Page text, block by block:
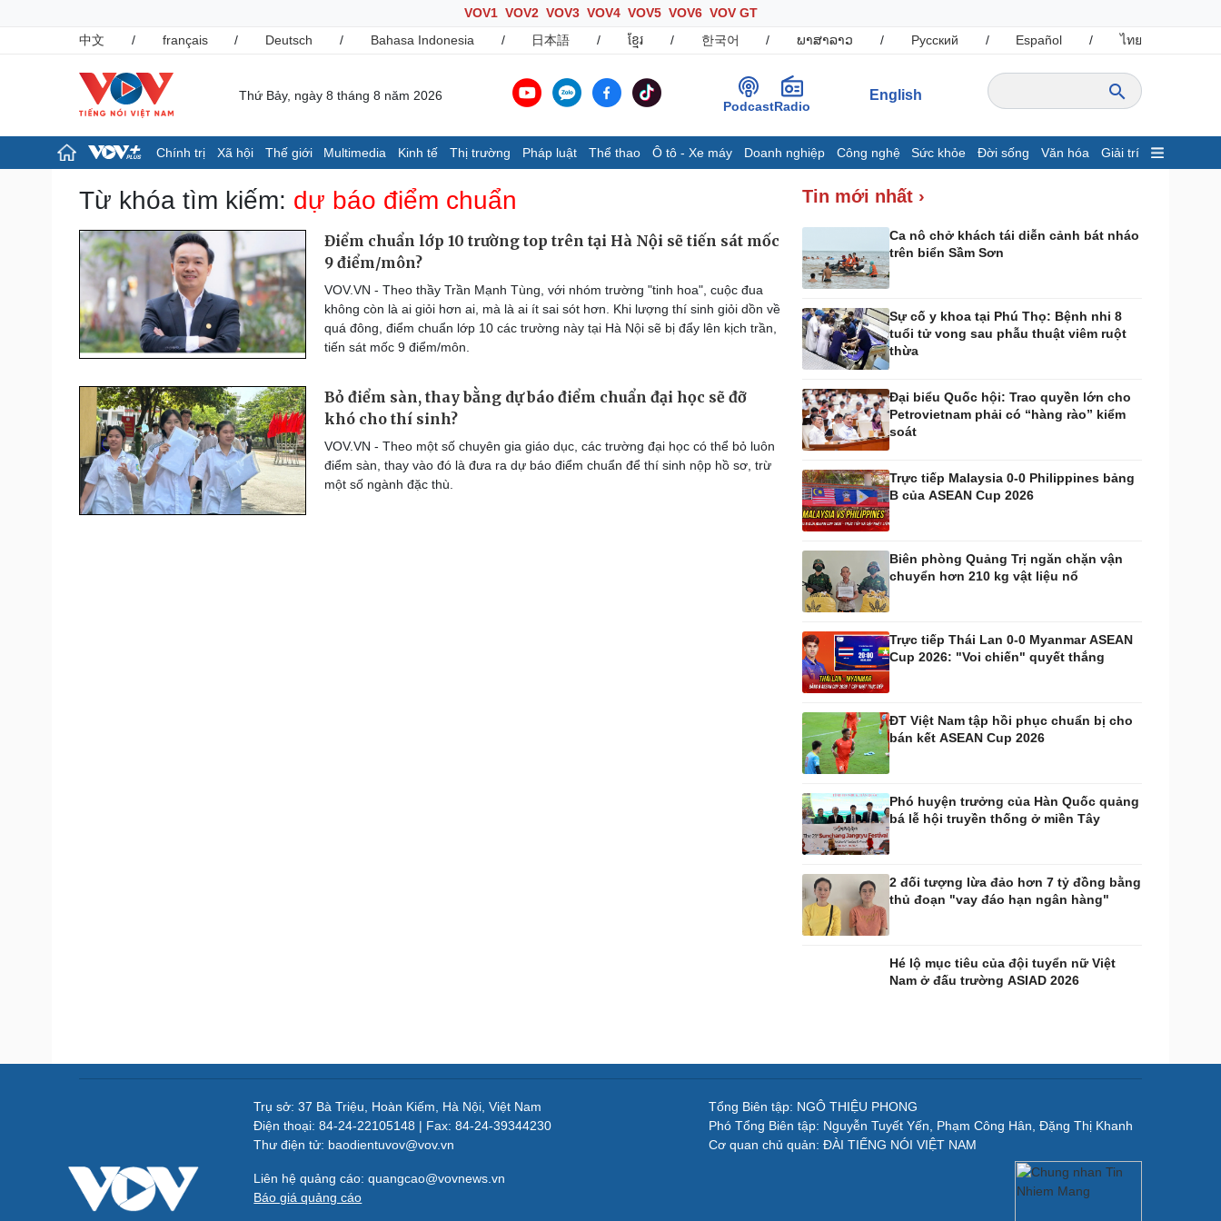
VOV1 VOV2 VOV3 VOV4 VOV5 VOV6 VOV GT
中文
/ français / Deutsch / Bahasa Indonesia / 日本語 / ខ្មែរ / 한국어 / ພາສາລາວ / Русский / Español / ไทย
Thứ Bảy, ngày 8 tháng 8 năm 2026
PodcastRadio
English
Chính trị Xã hội Thế giới Multimedia Kinh tế Thị trường Pháp luật Thể thao Ô tô - Xe máy Doanh nghiệp Công nghệ Sức khỏe Đời sống Văn hóa Giải trí
Chính trị
Tổ chức nhân sự
Quốc hội
Nhận diện sự thật
Giáo dục
Dự báo thời tiết
Dấu ấn VOV
Việc làm
Biển đảo
Thế giới
Cuộc sống đó đây
Video
E-Magazine
Kinh tế
Tiêu dùng
Tỷ giá
Pháp luật
Tin nóng
Tư vấn luật
Thể thao
Bóng đá quốc tế
Bóng đá Việt Nam
Thế giới thể thao
Lịch thi đấu bóng đá
eSports
Hậu trường
Ô tô - Xe máy
Xe máy
Tư vấn
Doanh nhân
Công nghệ
Sành điệu
Trải nghiệm
Chuyển đổi số
Sức khỏe
Sản phụ khoa
Nhi khoa
Phòng mạch online
Ăn sạch sống khỏe
Quân sự - Quốc phòng
Vũ khí
Việt Nam
Phân tích
Từ khóa tìm kiếm: dự báo điểm chuẩn
Điểm chuẩn lớp 10 trường top trên tại Hà Nội sẽ tiến sát mốc
9 điểm/môn?
VOV.VN - Theo thầy Trần Mạnh Tùng, với nhóm trường "tinh hoa", cuộc đua
không còn là ai giỏi hơn ai, mà là ai ít sai sót hơn. Khi lượng thí sinh giỏi dồn về
quá đông, điểm chuẩn lớp 10 các trường này tại Hà Nội sẽ bị đẩy lên kịch trần,
tiến sát mốc 9 điểm/môn.
Bỏ điểm sàn, thay bằng dự báo điểm chuẩn đại học sẽ đỡ
khó cho thí sinh?
VOV.VN - Theo một số chuyên gia giáo dục, các trường đại học có thể bỏ luôn
điểm sàn, thay vào đó là đưa ra dự báo điểm chuẩn để thí sinh nộp hồ sơ, trừ
một số ngành đặc thù.
Tin mới nhất ›
Ca nô chở khách tái diễn cảnh bát nháo
trên biển Sầm Sơn
Sự cố y khoa tại Phú Thọ: Bệnh nhi 8
tuổi tử vong sau phẫu thuật viêm ruột
thừa
Đại biểu Quốc hội: Trao quyền lớn cho
Petrovietnam phải có “hàng rào” kiểm
soát
Trực tiếp Malaysia 0-0 Philippines bảng
B của ASEAN Cup 2026
Biên phòng Quảng Trị ngăn chặn vận
chuyển hơn 210 kg vật liệu nổ
Trực tiếp Thái Lan 0-0 Myanmar ASEAN
Cup 2026: "Voi chiến" quyết thắng
ĐT Việt Nam tập hồi phục chuẩn bị cho
bán kết ASEAN Cup 2026
Phó huyện trưởng của Hàn Quốc quảng
bá lễ hội truyền thống ở miền Tây
2 đối tượng lừa đảo hơn 7 tỷ đồng bằng
thủ đoạn "vay đáo hạn ngân hàng"
Hé lộ mục tiêu của đội tuyển nữ Việt
Nam ở đấu trường ASIAD 2026
Trụ sở: 37 Bà Triệu, Hoàn Kiếm, Hà Nội, Việt Nam
Điện thoại: 84-24-22105148 | Fax: 84-24-39344230
Thư điện tử: baodientuvov@vov.vn
Liên hệ quảng cáo: quangcao@vovnews.vn
Báo giá quảng cáo
Tổng Biên tập: NGÔ THIỆU PHONG
Phó Tổng Biên tập: Nguyễn Tuyết Yến, Phạm Công Hân, Đặng Thị Khanh
Cơ quan chủ quản: ĐÀI TIẾNG NÓI VIỆT NAM